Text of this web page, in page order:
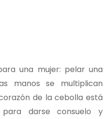
una mujer: pelar una
manos se multiplican
de la cebolla está
darse consuelo y